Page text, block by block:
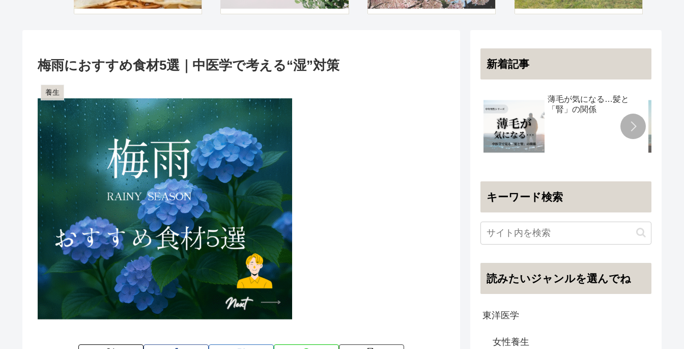
梅雨におすすめ食材5選｜中医学で考える“湿”対策
養生
新着記事
薄毛が気になる…髪と
「腎」の関係
キーワード検索
読みたいジャンルを選んでね
東洋医学
女性養生